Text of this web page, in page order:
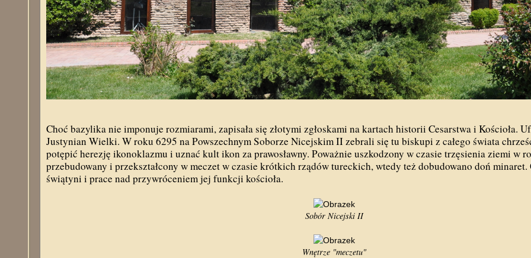
Choć bazylika nie imponuje rozmiarami, zapisała się złotymi zgłoskami na kartach historii Cesarstwa i Kościoła.
Justynian Wielki. W roku 6295 na Powszechnym Soborze Nicejskim II zebrali się tu biskupi z całego świata
potępić herezję ikonoklazmu i uznać kult ikon za prawosławny. Poważnie uszkodzony w czasie trzęsienia ziemi w
przebudowany i przekształcony w meczet w czasie krótkich rządów tureckich, wtedy też dobudowano doń
świątyni i prace nad przywróceniem jej funkcji kościoła.
Sobór Nicejski II
Wnętrze "meczetu"